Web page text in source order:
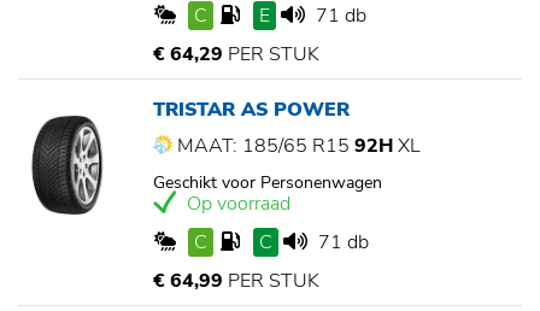
C
E
71 db
€ 64,29 PER STUK
TRISTAR AS POWER
MAAT: 185/65 R15 92HXL
Geschikt voor Personenwagen
Op voorraad
C
C
71 db
€ 64,99 PER STUK